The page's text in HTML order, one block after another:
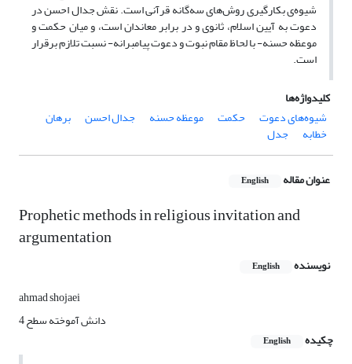
شیوه‌ی بکارگیری روش‌های سه‌گانه قرآنی است. نقش جدال احسن در
دعوت به آیین اسلام، ثانوی و در برابر معاندان است، و میان حکمت و
موعظه حسنه- با لحاظ مقام نبوت و دعوت پیامبرانه- نسبت تلازم برقرار
است.
کلیدواژه‌ها
شیوه‌های دعوت
حکمت موعظه حسنه جدال احسن برهان
خطابه جدل
عنوان مقاله English
Prophetic methods in religious invitation and
argumentation
نویسنده English
ahmad shojaei
دانش آموخته سطح 4
چکیده
English